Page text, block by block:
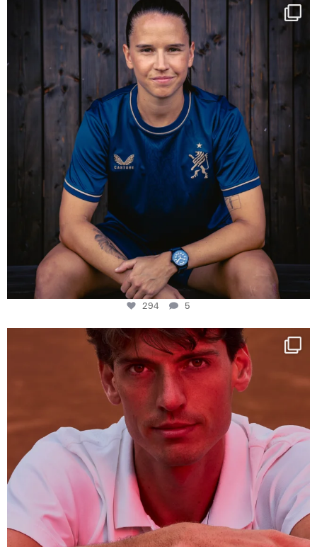
NIE USENAND GAH
Some anniversaries
294
5
294 5
One last dance at home
This week at...
321
9